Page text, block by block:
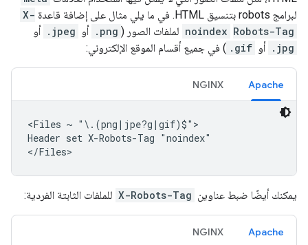
لبرامج robots بتنسيق HTML. في ما يلي مثال على إضافة قاعدة
X-
Robots-Tag
noindex لملفات الصور (‎ .png أو ‎ .jpeg أو
.jpg أو ‎ .gif ) في جميع أقسام الموقع الإلكتروني:
Apache
NGINX
<Files ~ "\.(png|jpe?g|gif)$">
Header set X-Robots-Tag "noindex"
</Files>
يمكنك أيضًا ضبط عناوين X-Robots-Tag للملفات الثابتة الفردية:
Apache
NGINX